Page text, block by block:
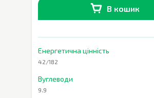
В кошик
Енергетична цінність
42/182
Вуглеводи
9.9